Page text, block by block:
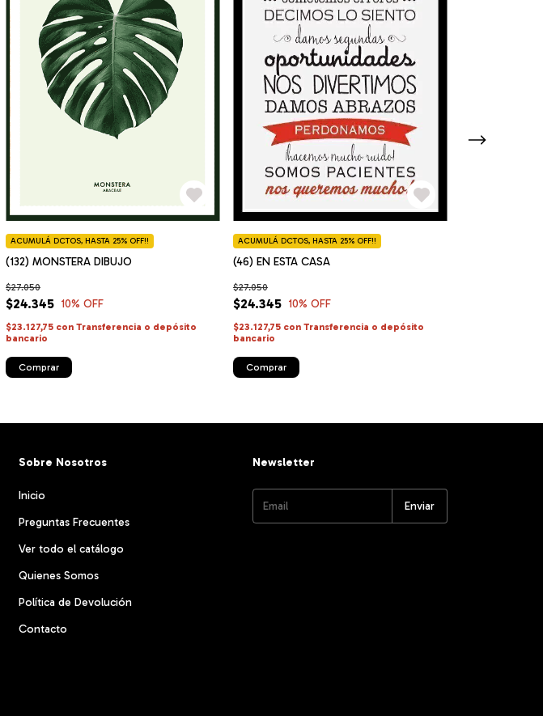
(132) MONSTERA DIBUJO
$24.345
$27.050
10% OFF
ACUMULÁ DCTOS, HASTA 25% OFF!!
$23.127,75 con Transferencia o depósito
bancario
Comprar
(46) EN ESTA CASA
$24.345
$27.050
10% OFF
ACUMULÁ DCTOS, HASTA 25% OFF!!
$23.127,75 con Transferencia o depósito
bancario
Comprar
Sobre Nosotros
Inicio
Preguntas Frecuentes
Ver todo el catálogo
Quienes Somos
Política de Devolución
Contacto
Newsletter